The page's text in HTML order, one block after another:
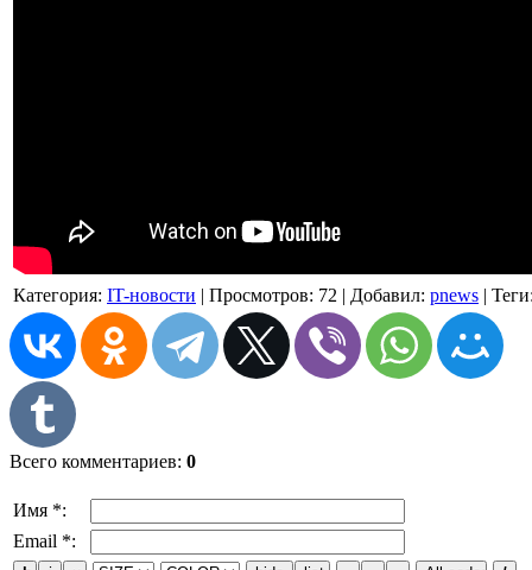
Категория: IT-новости | Просмотров: 72 | Добавил: pnews | Теги
Всего комментариев: 0
Имя *:
Email *: